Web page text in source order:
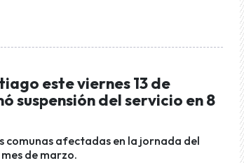
este viernes 13 de
suspensión del servicio en 8
comunas afectadas en la jornada del
de marzo.